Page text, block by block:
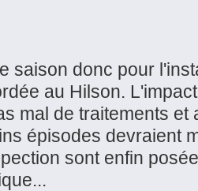
saison donc pour
au Hilson.
mal de traitements
épisodes devraient
sont enfin